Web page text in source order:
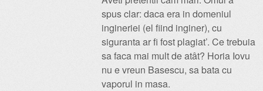
spus clar: daca era in domeniul
ingineriei (el fiind inginer), cu
siguranta ar fi fost plagiat’. Ce trebuia
sa faca mai mult de atât? Horia Iovu
nu e vreun Basescu, sa bata cu
vaporul in masa.